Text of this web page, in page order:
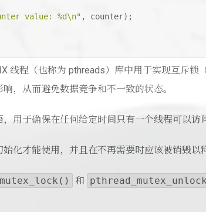
value: %d\n" , counter);
线程（也称为 pthreads）库中用于实现互斥
，从而避免数据竞争和不一致的状态。
用于确保在任何给定时间只有一个线程可以访
化才能使用，并且在不再需要时应该被销毁以
和